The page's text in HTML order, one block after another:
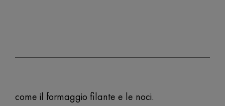
come il formaggio filante e le noci.